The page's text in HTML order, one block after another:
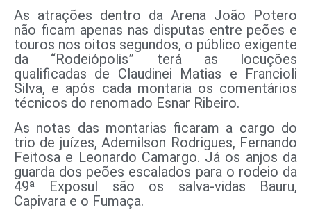
As atrações dentro da Arena João Potero
não ficam apenas nas disputas entre peões e
touros nos oitos segundos, o público exigente
da “Rodeiópolis” terá as locuções
qualificadas de Claudinei Matias e Francioli
Silva, e após cada montaria os comentários
técnicos do renomado Esnar Ribeiro.
As notas das montarias ficaram a cargo do
trio de juízes, Ademilson Rodrigues, Fernando
Feitosa e Leonardo Camargo. Já os anjos da
guarda dos peões escalados para o rodeio da
49ª Exposul são os salva-vidas Bauru,
Capivara e o Fumaça.